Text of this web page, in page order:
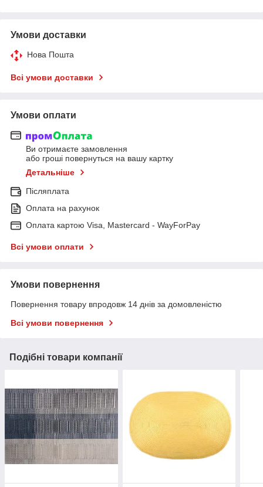
Умови доставки
Нова Пошта
Всі умови доставки
Умови оплати
Ви отримаєте замовлення
або гроші повернуться на вашу картку
Детальніше
Післяплата
Оплата на рахунок
Оплата картою Visa, Mastercard - WayForPay
Всі умови оплати
Умови повернення
Повернення товару впродовж 14 днів за домовленістю
Всі умови повернення
Подібні товари компанії